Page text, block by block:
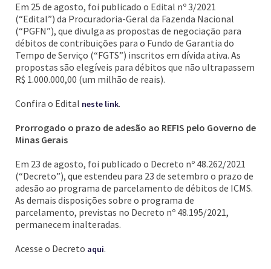
Em 25 de agosto, foi publicado o Edital nº 3/2021
(“Edital”) da Procuradoria-Geral da Fazenda Nacional
(“PGFN”), que divulga as propostas de negociação para
débitos de contribuições para o Fundo de Garantia do
Tempo de Serviço (“FGTS”) inscritos em dívida ativa. As
propostas são elegíveis para débitos que não ultrapassem
R$ 1.000.000,00 (um milhão de reais).
Confira o Edital neste link.
Prorrogado o prazo de adesão ao REFIS pelo Governo de
Minas Gerais
Em 23 de agosto, foi publicado o Decreto nº 48.262/2021
(“Decreto”), que estendeu para 23 de setembro o prazo de
adesão ao programa de parcelamento de débitos de ICMS.
As demais disposições sobre o programa de
parcelamento, previstas no Decreto nº 48.195/2021,
permanecem inalteradas.
Acesse o Decreto aqui.